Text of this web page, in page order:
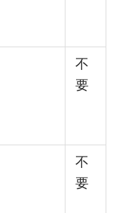
不
要
不
要